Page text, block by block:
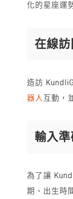
化的星座運
在線
造訪
器人互動，
輸入
為了讓
期、出生時